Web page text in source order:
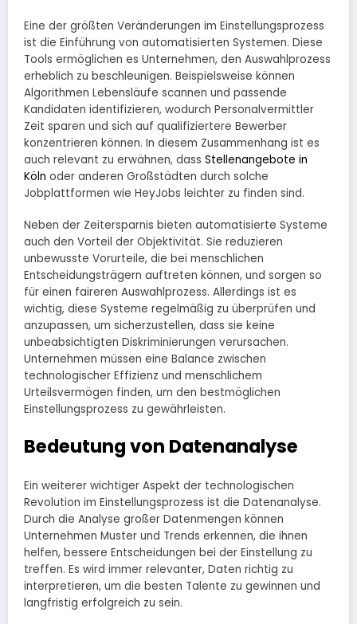
Eine der größten Veränderungen im Einstellungsprozess
ist die Einführung von automatisierten Systemen. Diese
Tools ermöglichen es Unternehmen, den Auswahlprozess
erheblich zu beschleunigen. Beispielsweise können
Algorithmen Lebensläufe scannen und passende
Kandidaten identifizieren, wodurch Personalvermittler
Zeit sparen und sich auf qualifiziertere Bewerber
konzentrieren können. In diesem Zusammenhang ist es
auch relevant zu erwähnen, dass Stellenangebote in
Köln oder anderen Großstädten durch solche
Jobplattformen wie HeyJobs leichter zu finden sind.
Neben der Zeitersparnis bieten automatisierte Systeme
auch den Vorteil der Objektivität. Sie reduzieren
unbewusste Vorurteile, die bei menschlichen
Entscheidungsträgern auftreten können, und sorgen so
für einen faireren Auswahlprozess. Allerdings ist es
wichtig, diese Systeme regelmäßig zu überprüfen und
anzupassen, um sicherzustellen, dass sie keine
unbeabsichtigten Diskriminierungen verursachen.
Unternehmen müssen eine Balance zwischen
technologischer Effizienz und menschlichem
Urteilsvermögen finden, um den bestmöglichen
Einstellungsprozess zu gewährleisten.
Bedeutung von Datenanalyse
Ein weiterer wichtiger Aspekt der technologischen
Revolution im Einstellungsprozess ist die Datenanalyse.
Durch die Analyse großer Datenmengen können
Unternehmen Muster und Trends erkennen, die ihnen
helfen, bessere Entscheidungen bei der Einstellung zu
treffen. Es wird immer relevanter, Daten richtig zu
interpretieren, um die besten Talente zu gewinnen und
langfristig erfolgreich zu sein.